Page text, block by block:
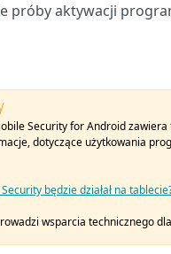
próby aktywacji
Security for Android
dotyczące użytkowania
będzie działał na
wsparcia technicznego